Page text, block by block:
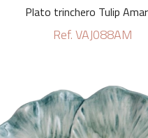
Plato trinchero Tulip
Ref. VAJ088AM